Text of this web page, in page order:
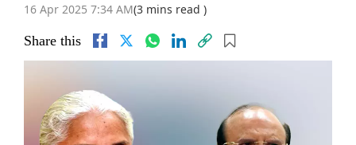
16 Apr 2025 7:34 AM(3 mins read )
Share this